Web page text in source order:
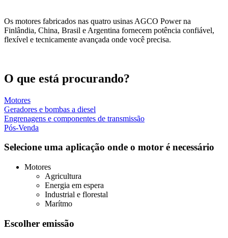
Os motores fabricados nas quatro usinas AGCO Power na
Finlândia, China, Brasil e Argentina fornecem potência confiável,
flexível e tecnicamente avançada onde você precisa.
O que está procurando?
Motores
Geradores e bombas a diesel
Engrenagens e componentes de transmissão
Pós-Venda
Selecione uma aplicação onde o motor é necessário
Motores
Agricultura
Energia em espera
Industrial e florestal
Marítmo
Escolher emissão